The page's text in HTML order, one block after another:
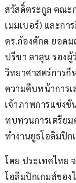
สวัสดิ์ตระกูล คณะ
เมมเบอร์) และกา
ดร.ก้องศักด ยอด
ปรีชา ลาลุน รองผู้
วิทยาศาสตร์การ
ความคืบหน้าการ
เจ้าภาพการแข่งขั
ทบทวนการเตรีย
ทำงานยูธโอลิมปิก
โดย ประเทศไทย
โอลิมปิกเกมส์ของ